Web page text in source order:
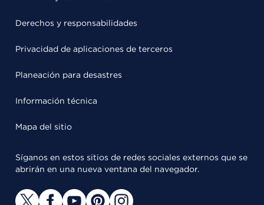
Derechos y responsabilidades
Privacidad de aplicaciones de terceros
Planeación para desastres
Información técnica
Mapa del sitio
Síganos en estos sitios de redes sociales externos que se
abrirán en una nueva ventana del navegador.